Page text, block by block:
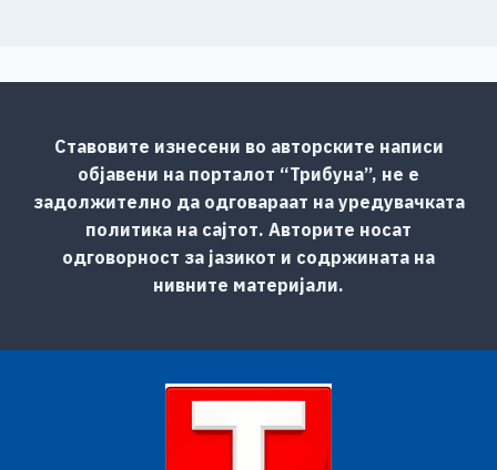
Ставовите изнесени во авторските написи
објавени на порталот “Трибуна”, не е
задолжително да одговараат на уредувачката
политика на сајтот. Авторите носат
одговорност за јазикот и содржината на
нивните материјали.